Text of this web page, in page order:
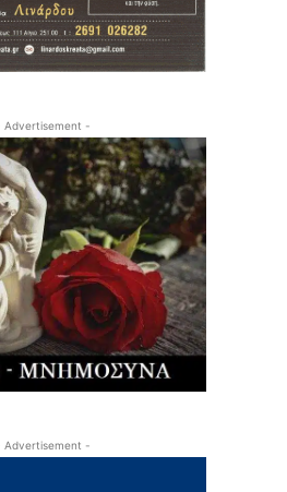
Advertisement -
Advertisement -